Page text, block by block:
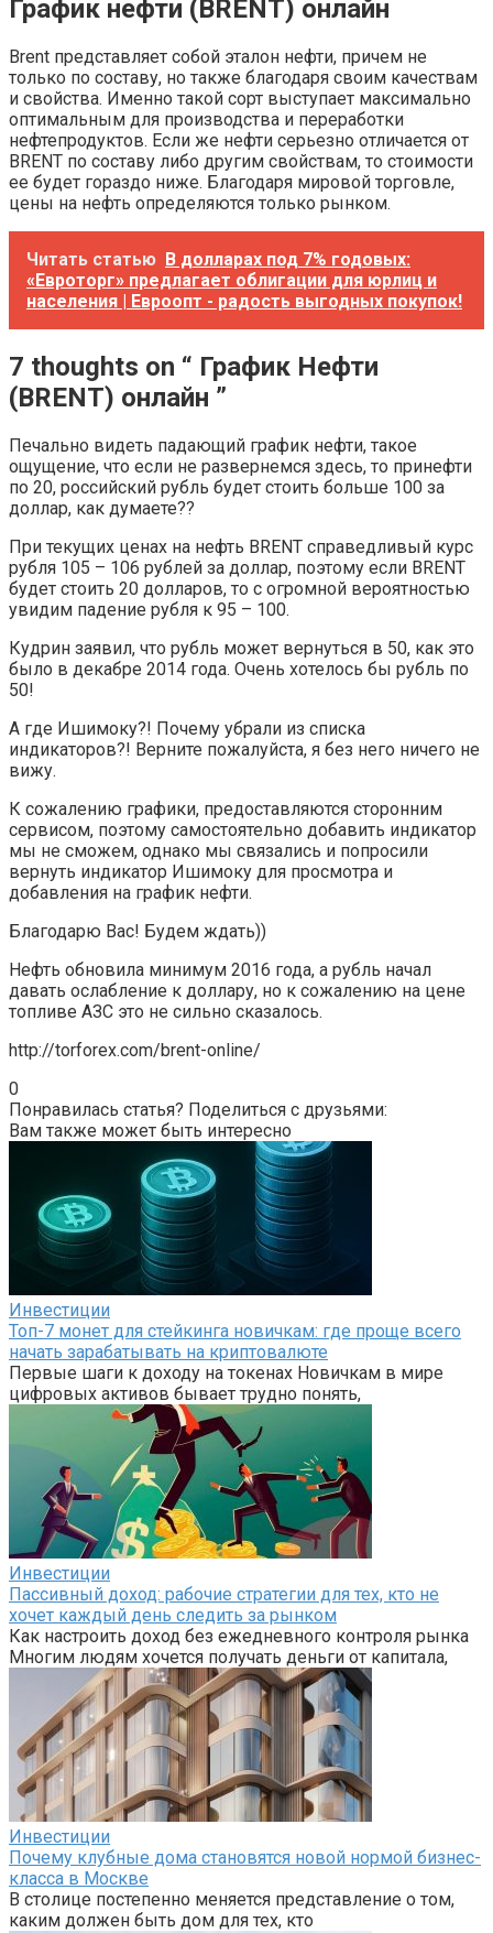
График нефти (BRENT) онлайн
Brent представляет собой эталон нефти, причем не
только по составу, но также благодаря своим качествам
и свойства. Именно такой сорт выступает максимально
оптимальным для производства и переработки
нефтепродуктов. Если же нефти серьезно отличается от
BRENT по составу либо другим свойствам, то стоимости
ее будет гораздо ниже. Благодаря мировой торговле,
цены на нефть определяются только рынком.
Читать статью В долларах под 7% годовых:
«Евроторг» предлагает облигации для юрлиц и
населения | Евроопт - радость выгодных покупок!
7 thoughts on “ График Нефти
(BRENT) онлайн ”
Печально видеть падающий график нефти, такое
ощущение, что если не развернемся здесь, то принефти
по 20, российский рубль будет стоить больше 100 за
доллар, как думаете??
При текущих ценах на нефть BRENT справедливый курс
рубля 105 – 106 рублей за доллар, поэтому если BRENT
будет стоить 20 долларов, то с огромной вероятностью
увидим падение рубля к 95 – 100.
Кудрин заявил, что рубль может вернуться в 50, как это
было в декабре 2014 года. Очень хотелось бы рубль по
50!
А где Ишимоку?! Почему убрали из списка
индикаторов?! Верните пожалуйста, я без него ничего не
вижу.
К сожалению графики, предоставляются сторонним
сервисом, поэтому самостоятельно добавить индикатор
мы не сможем, однако мы связались и попросили
вернуть индикатор Ишимоку для просмотра и
добавления на график нефти.
Благодарю Вас! Будем ждать))
Нефть обновила минимум 2016 года, а рубль начал
давать ослабление к доллару, но к сожалению на цене
топливе АЗС это не сильно сказалось.
http://torforex.com/brent-online/
0
Понравилась статья? Поделиться с друзьями:
Вам также может быть интересно
Инвестиции
Топ-7 монет для стейкинга новичкам: где проще всего
начать зарабатывать на криптовалюте
Первые шаги к доходу на токенах Новичкам в мире
цифровых активов бывает трудно понять,
Инвестиции
Пассивный доход: рабочие стратегии для тех, кто не
хочет каждый день следить за рынком
Как настроить доход без ежедневного контроля рынка
Многим людям хочется получать деньги от капитала,
Инвестиции
Почему клубные дома становятся новой нормой бизнес-
класса в Москве
В столице постепенно меняется представление о том,
каким должен быть дом для тех, кто